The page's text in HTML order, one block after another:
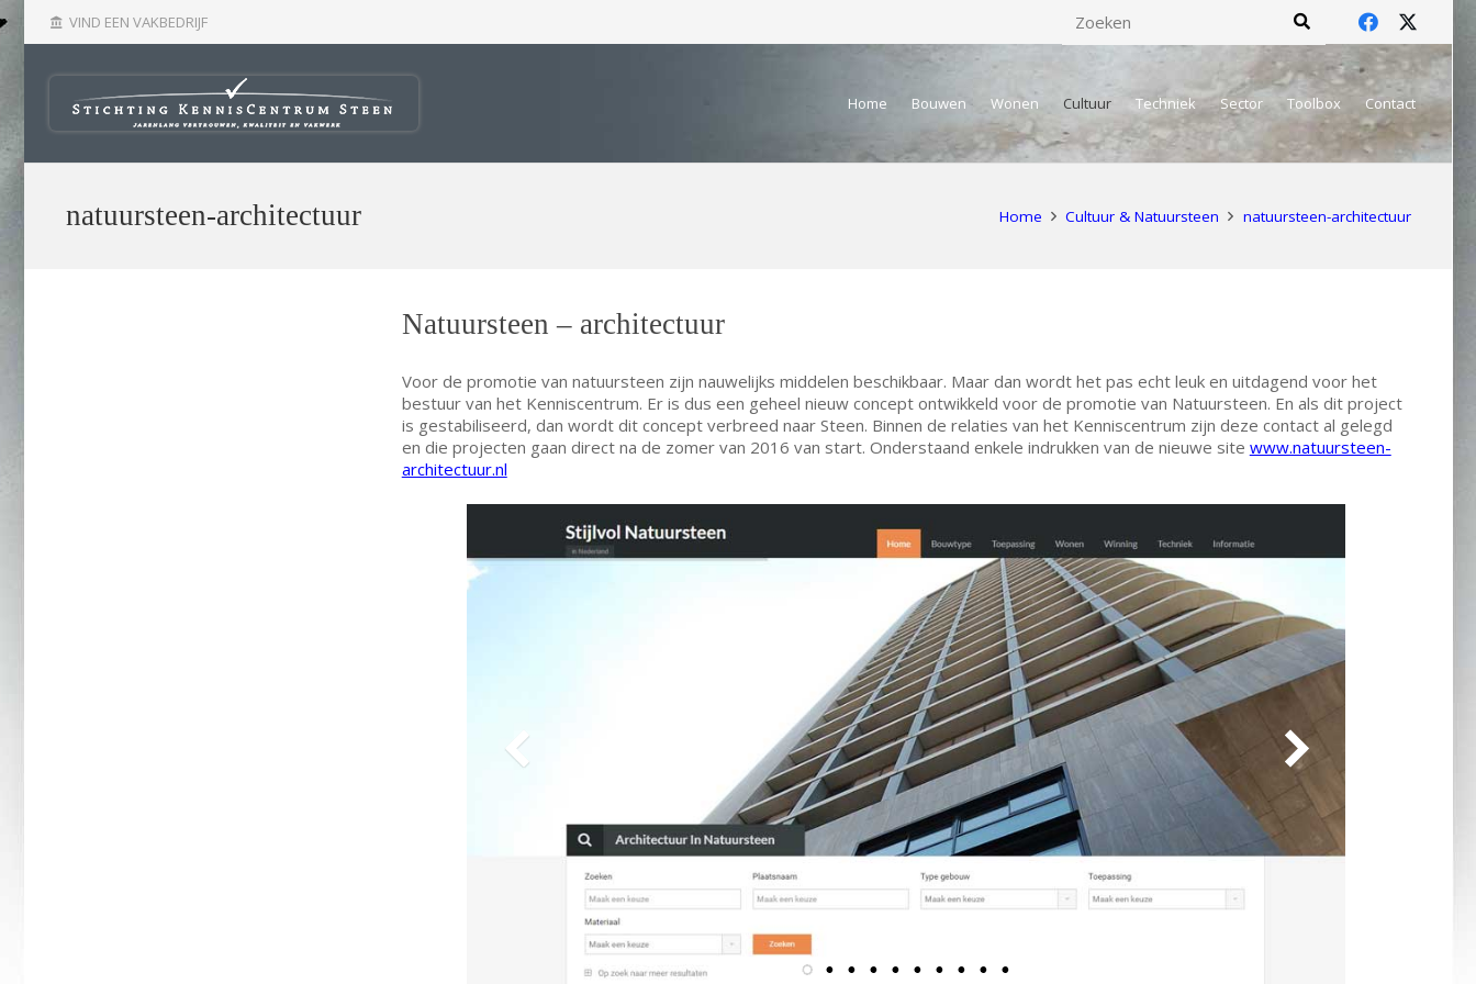
account_balance VIND EEN VAKBEDRIJF
Home Bouwen Wonen Cultuur Techniek Sector Toolbox Contact
natuursteen-architectuur Home Cultuur & Natuursteen natuursteen-architectuur
Natuursteen – architectuur
Voor de promotie van natuursteen zijn nauwelijks middelen beschikbaar. Maar dan wordt het pas echt leuk en uitdagend voor het
bestuur van het Kenniscentrum. Er is dus een geheel nieuw concept ontwikkeld voor de promotie van Natuursteen. En als dit project
is gestabiliseerd, dan wordt dit concept verbreed naar Steen. Binnen de relaties van het Kenniscentrum zijn deze contact al gelegd
en die projecten gaan direct na de zomer van 2016 van start. Onderstaand enkele indrukken van de nieuwe site www.natuursteen-
architectuur.nl